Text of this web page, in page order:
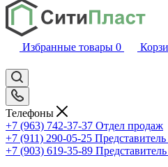
Избранные товары 0
Телефоны
+7 (963) 742-37-37 Отдел продаж
+7 (911) 290-05-25
+7 (903) 619-35-89